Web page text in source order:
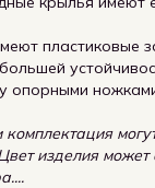
пластиковые
опорными
комплектация
изделия может